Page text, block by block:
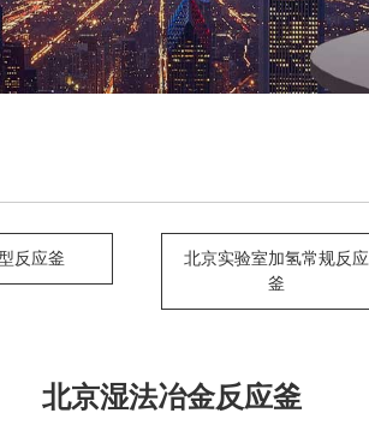
反应釜
北京实验室加氢常规反应
釜
北京湿法冶金反应釜